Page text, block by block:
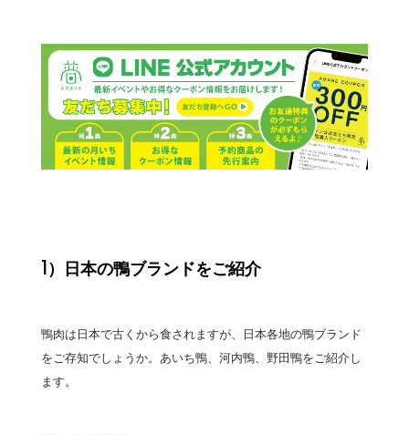
1）日本の鴨ブランドをご紹介
鴨肉は日本で古くから食されますが、日本各地の鴨ブランド
をご存知でしょうか。あいち鴨、河内鴨、野田鴨をご紹介し
ます。